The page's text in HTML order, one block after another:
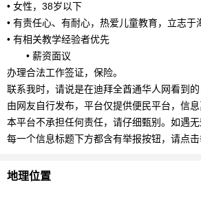
• 女性，38岁以下
• 有责任心、有耐心，热爱儿童教育，立志于
• 有相关教学经验者优先
• 薪资面议
办理合法工作签证，保险。
联系我时，请说是在迪拜全酋通华人网看到
由网友自行发布，平台仅提供便民平台，信息
本平台不承担任何责任，请仔细甄别。如遇无
每一个信息标题下方都含有举报按钮，请点击
地理位置